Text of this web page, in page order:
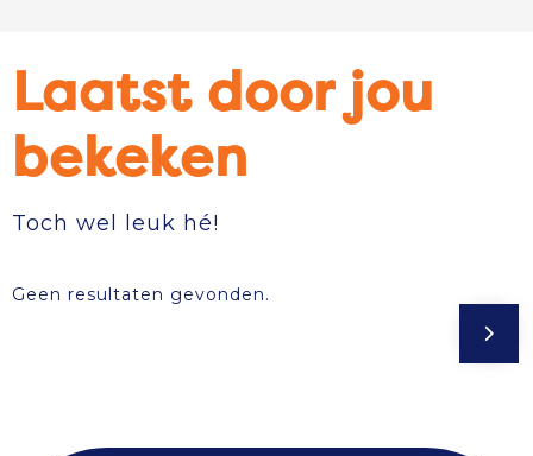
Laatst door jou
bekeken
Toch wel leuk hé!
Geen resultaten gevonden.